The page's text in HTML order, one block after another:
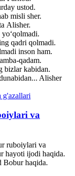
ustod.
misli sher.
Alisher.
qadri qolmadi.
inson ham.
qadam.
bizlar kabidan.
Alisher
va
ruboiylari va
hayoti ijodi haqida.
Bobur haqida.